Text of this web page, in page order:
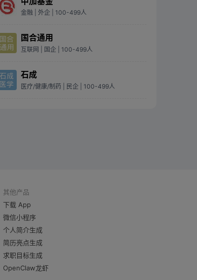
金融 | 外企 | 100-499人
国合通用
互联网 | 国企 | 100-499人
石成
医疗/健康/制药 | 民企 | 100-499人
其他产品
下载 App
微信小程序
个人简介生成
简历亮点生成
求职目标生成
OpenClaw龙虾